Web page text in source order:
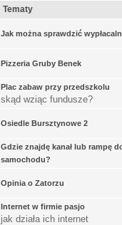
Tematy
Jak można sprawdzić
Pizzeria Gruby Benek
Plac zabaw przy przedszkolu
skąd wziąc fundusze?
Osiedle Bursztynowe 2
Gdzie znajdę kanał lub rampę
samochodu?
Opinia o Zatorzu
Internet w firmie pasjo
jak działa ich internet